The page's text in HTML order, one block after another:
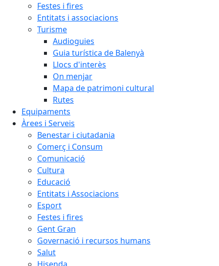
Festes i fires
Entitats i associacions
Turisme
Audioguies
Guia turística de Balenyà
Llocs d'interès
On menjar
Mapa de patrimoni cultural
Rutes
Equipaments
Àrees i Serveis
Benestar i ciutadania
Comerç i Consum
Comunicació
Cultura
Educació
Entitats i Associacions
Esport
Festes i fires
Gent Gran
Governació i recursos humans
Salut